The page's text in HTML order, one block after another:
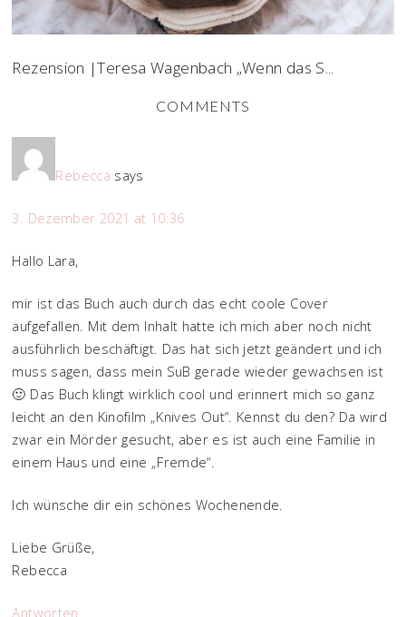
Rezension |Teresa Wagenbach „Wenn das S...
COMMENTS
Rebecca says
3. Dezember 2021 at 10:36
Hallo Lara,
mir ist das Buch auch durch das echt coole Cover
aufgefallen. Mit dem Inhalt hatte ich mich aber noch nicht
ausführlich beschäftigt. Das hat sich jetzt geändert und ich
muss sagen, dass mein SuB gerade wieder gewachsen ist
🙂 Das Buch klingt wirklich cool und erinnert mich so ganz
leicht an den Kinofilm „Knives Out“. Kennst du den? Da wird
zwar ein Mörder gesucht, aber es ist auch eine Familie in
einem Haus und eine „Fremde“.
Ich wünsche dir ein schönes Wochenende.
Liebe Grüße,
Rebecca
Antworten